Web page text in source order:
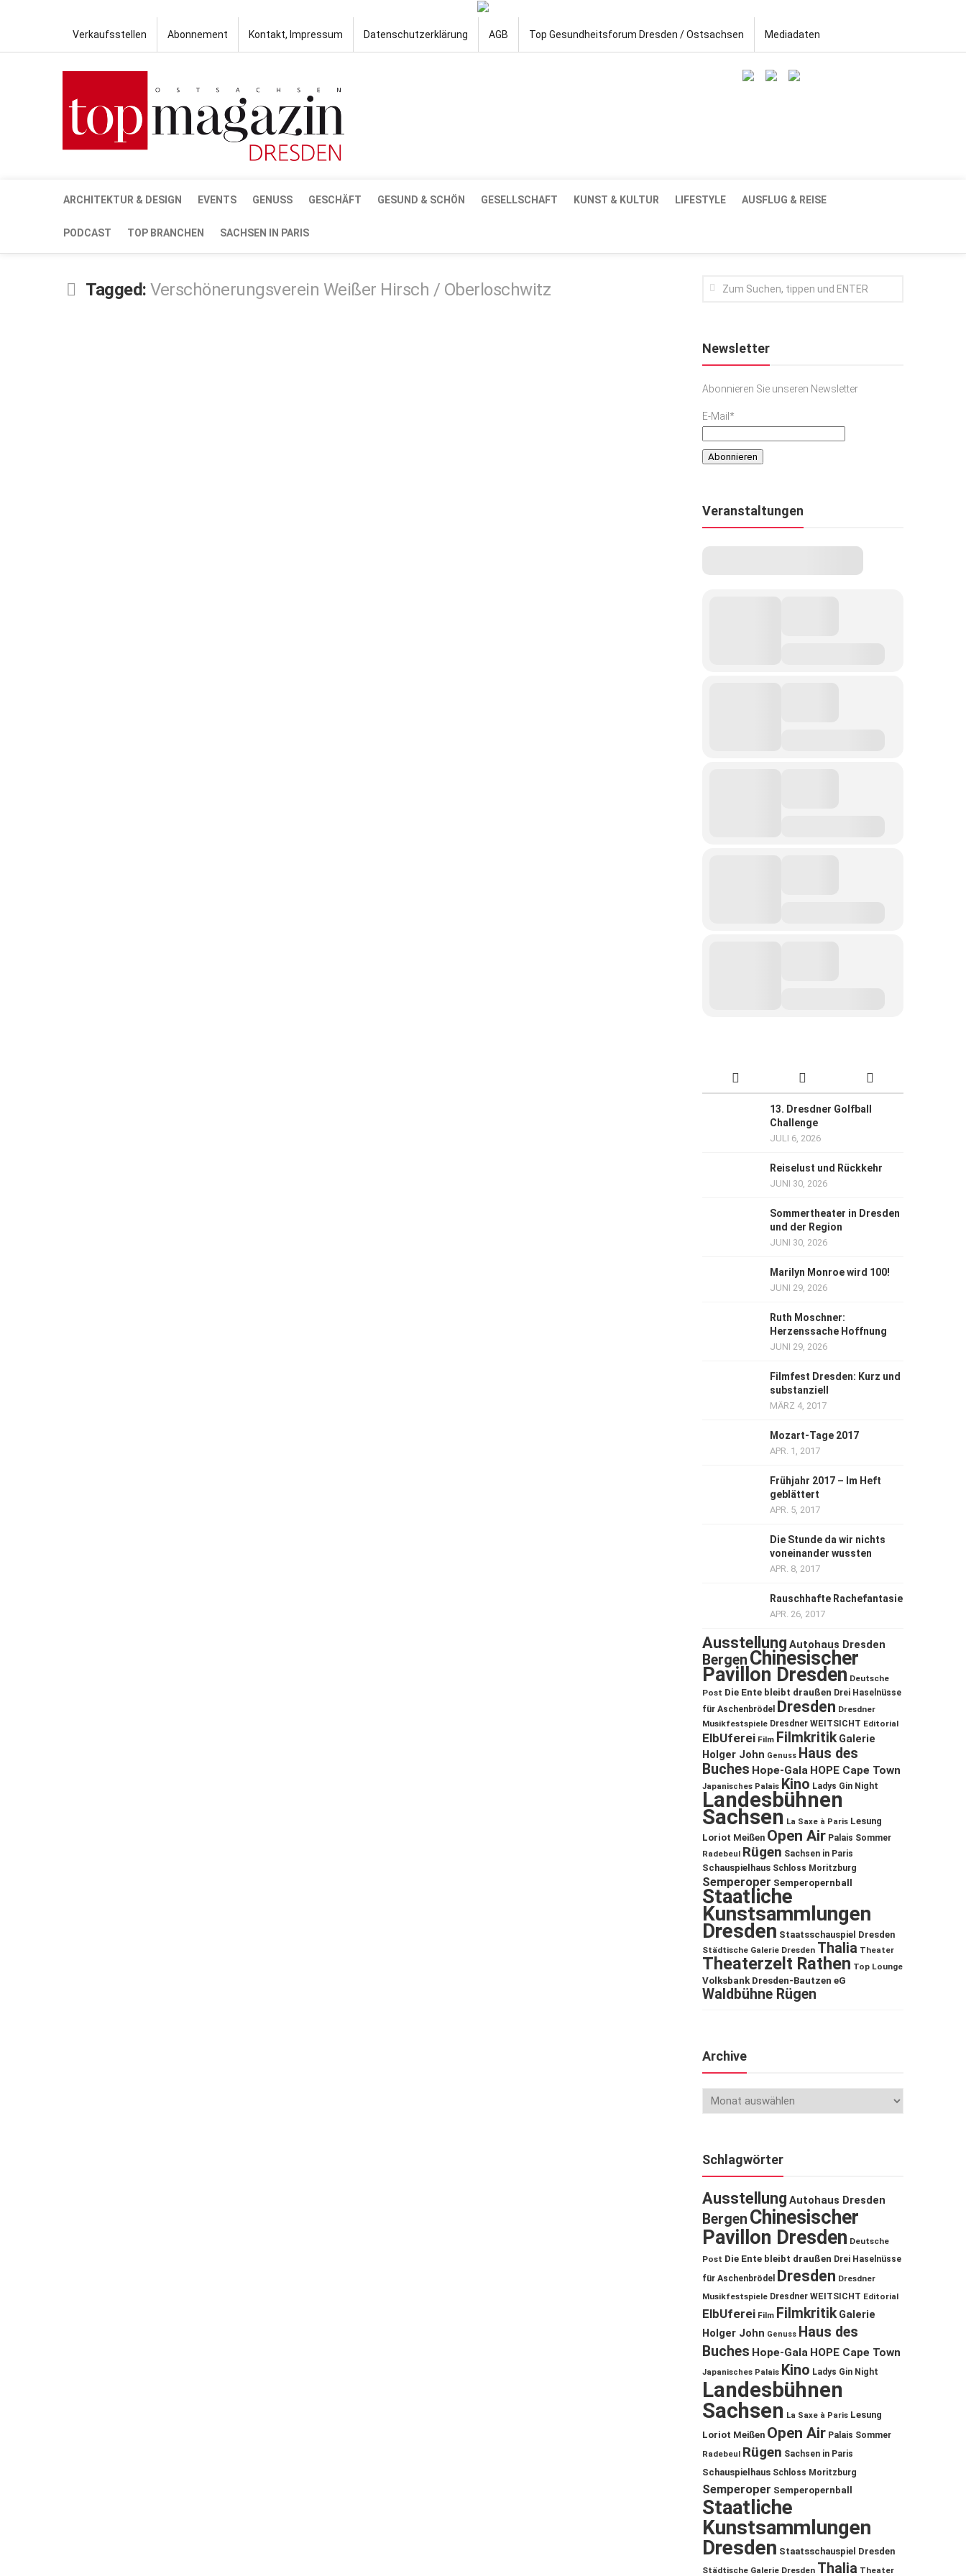
Verkaufsstellen Abonnement Kontakt, Impressum Datenschutzerklärung AGB Top Gesundheitsforum Dresden / Ostsachsen Mediadaten
ARCHITEKTUR & DESIGN EVENTS GENUSS GESCHÄFT GESUND & SCHÖN GESELLSCHAFT KUNST & KULTUR LIFESTYLE AUSFLUG & REISE
PODCAST TOP BRANCHEN SACHSEN IN PARIS
Tagged: Verschönerungsverein Weißer Hirsch / Oberloschwitz
Newsletter
Abonnieren Sie unseren Newsletter
E-Mail*
Veranstaltungen
13. Dresdner Golfball
Challenge
JULI 6, 2026
Reiselust und Rückkehr
JUNI 30, 2026
Sommertheater in Dresden
und der Region
JUNI 30, 2026
Marilyn Monroe wird 100!
JUNI 29, 2026
Ruth Moschner:
Herzenssache Hoffnung
JUNI 29, 2026
Filmfest Dresden: Kurz und
substanziell
MÄRZ 4, 2017
Mozart-Tage 2017
APR. 1, 2017
Frühjahr 2017 – Im Heft
geblättert
APR. 5, 2017
Die Stunde da wir nichts
voneinander wussten
APR. 8, 2017
Rauschhafte Rachefantasie
APR. 26, 2017
Ausstellung Autohaus Dresden
Bergen Chinesischer
Pavillon Dresden Deutsche
Post Die Ente bleibt draußen Drei Haselnüsse
für Aschenbrödel
Dresden Dresdner
Musikfestspiele Dresdner WEITSICHT Editorial
ElbUferei Film Filmkritik Galerie
Holger John Genuss Haus des
Buches Hope-Gala HOPE Cape Town
Japanisches Palais Kino Ladys Gin Night
Landesbühnen
Sachsen La Saxe à Paris Lesung
Loriot Meißen Open Air Palais Sommer
Radebeul Rügen Sachsen in Paris
Schauspielhaus Schloss Moritzburg
Semperoper Semperopernball
Staatliche
Kunstsammlungen
Dresden Staatsschauspiel Dresden
Städtische Galerie Dresden Thalia Theater
Theaterzelt Rathen Top Lounge
Volksbank Dresden-Bautzen eG
Waldbühne Rügen
Archive
Schlagwörter
Ausstellung Autohaus Dresden
Bergen Chinesischer
Pavillon Dresden Deutsche
Post Die Ente bleibt draußen Drei Haselnüsse
für Aschenbrödel
Dresden Dresdner
Musikfestspiele Dresdner WEITSICHT Editorial
ElbUferei Film Filmkritik Galerie
Holger John Genuss Haus des
Buches Hope-Gala HOPE Cape Town
Japanisches Palais Kino Ladys Gin Night
Landesbühnen
Sachsen La Saxe à Paris Lesung
Loriot Meißen Open Air Palais Sommer
Radebeul Rügen Sachsen in Paris
Schauspielhaus Schloss Moritzburg
Semperoper Semperopernball
Staatliche
Kunstsammlungen
Dresden Staatsschauspiel Dresden
Städtische Galerie Dresden Thalia Theater